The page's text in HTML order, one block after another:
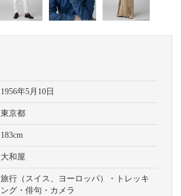
1956年5月10日
東京都
183cm
大和屋
旅行（スイス、ヨーロッパ）・トレッキ
ング・俳句・カメラ